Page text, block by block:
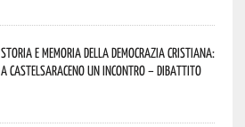
Storia e memoria della Democrazia Cristiana:
a Castelsaraceno un incontro – dibattito